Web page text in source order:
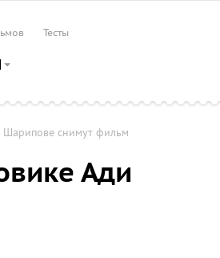
Тесты
Шарипове снимут фильм
Ади